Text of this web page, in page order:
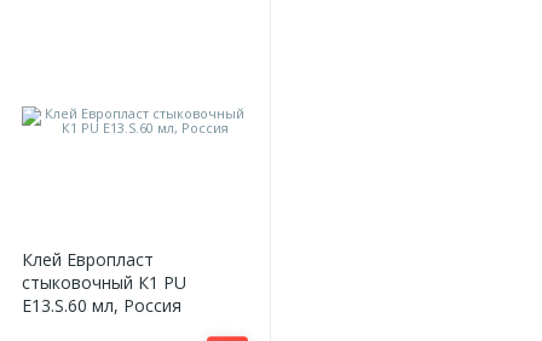
Клей Европласт
стыковочный К1 PU
E13.S.60 мл, Россия